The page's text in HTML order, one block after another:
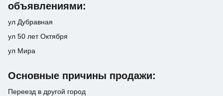
объявлениями:
ул Дубравная
ул 50 лет Октября
ул Мира
Основные причины продажи:
Переезд в другой город